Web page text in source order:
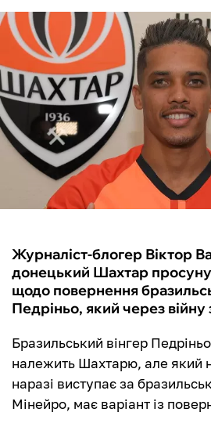
КІБЕРСПОРТ
ЧС-2026
ФУТЗАЛ
ІНШІ
БУКМЕКЕРИ
Журналіст-блогер Віктор
донецький Шахтар
щодо повернення
Педріньо, який через
Бразильський вінгер
належить Шахтарю, але який
наразі виступає за
Мінейро, має варіант із